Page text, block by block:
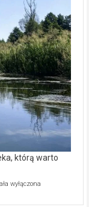
którą warto
wyłączona